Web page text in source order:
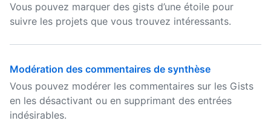
Vous pouvez marquer des gists d’une étoile pour
suivre les projets que vous trouvez intéressants.
Modération des commentaires de synthèse
Vous pouvez modérer les commentaires sur les Gists
en les désactivant ou en supprimant des entrées
indésirables.